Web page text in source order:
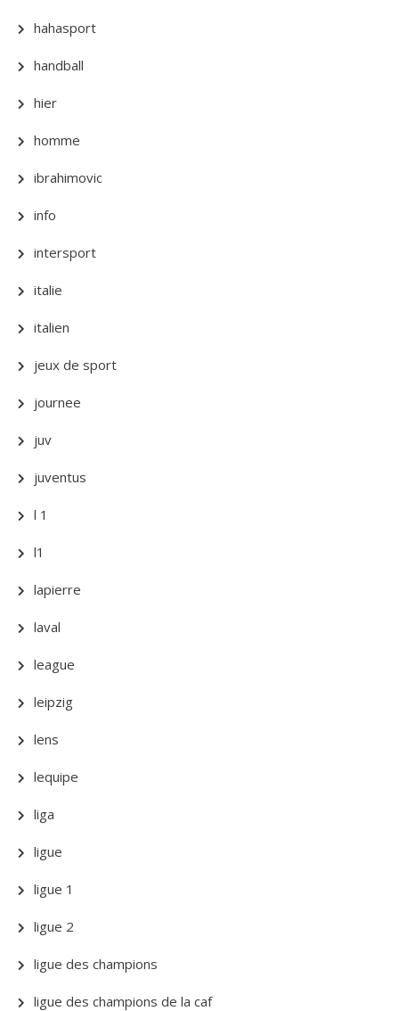
hahasport
handball
hier
homme
ibrahimovic
info
intersport
italie
italien
jeux de sport
journee
juv
juventus
l 1
l1
lapierre
laval
league
leipzig
lens
lequipe
liga
ligue
ligue 1
ligue 2
ligue des champions
ligue des champions de la caf